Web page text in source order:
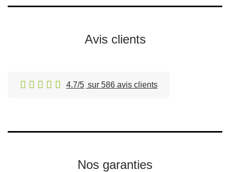
Avis clients
4.7/5 sur 586 avis clients
Nos garanties